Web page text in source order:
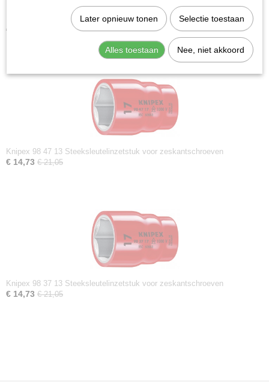
Knipex 98 47 10 Steeksleutelinzetstuk voor zeskantschroeven
€ 14,73
Knipex 98 47 13 Steeksleutelinzetstuk voor zeskantschroeven
€ 14,73 € 21,05
Knipex 98 37 13 Steeksleutelinzetstuk voor zeskantschroeven
€ 14,73 € 21,05
Later opnieuw tonen Selectie toestaan
Alles toestaan Nee, niet akkoord